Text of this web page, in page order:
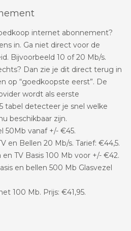
internet abonnement?
in. Ga niet direct voor de
Bijvoorbeeld 10 of 20 Mb/s.
Dan zie je dit direct terug in
op “goedkoopste eerst”. De
wordt als eerste
tabel detecteer je snel welke
beschikbaar zijn.
50Mb vanaf +/- €45.
en Bellen 20 Mb/s. Tarief: €44,5.
TV Basis 100 Mb voor +/- €42.
en bellen 500 Mb Glasvezel
100 Mb. Prijs: €41,95.